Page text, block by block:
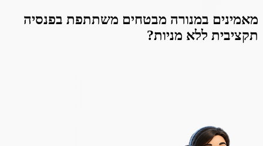
מאמינים במנורה מבטחים משתתפת בפנסיה
תקציבית ללא מניות?